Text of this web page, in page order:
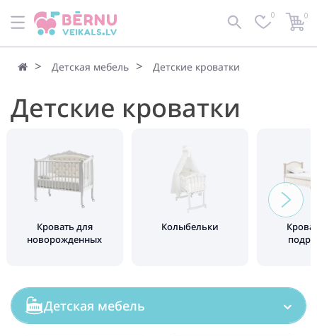
По умолчанию Фильтр 0 0
Детская мебель Детские кроватки
Детские кроватки
Кровать для
новорожденных
Колыбельки
Детская мебель